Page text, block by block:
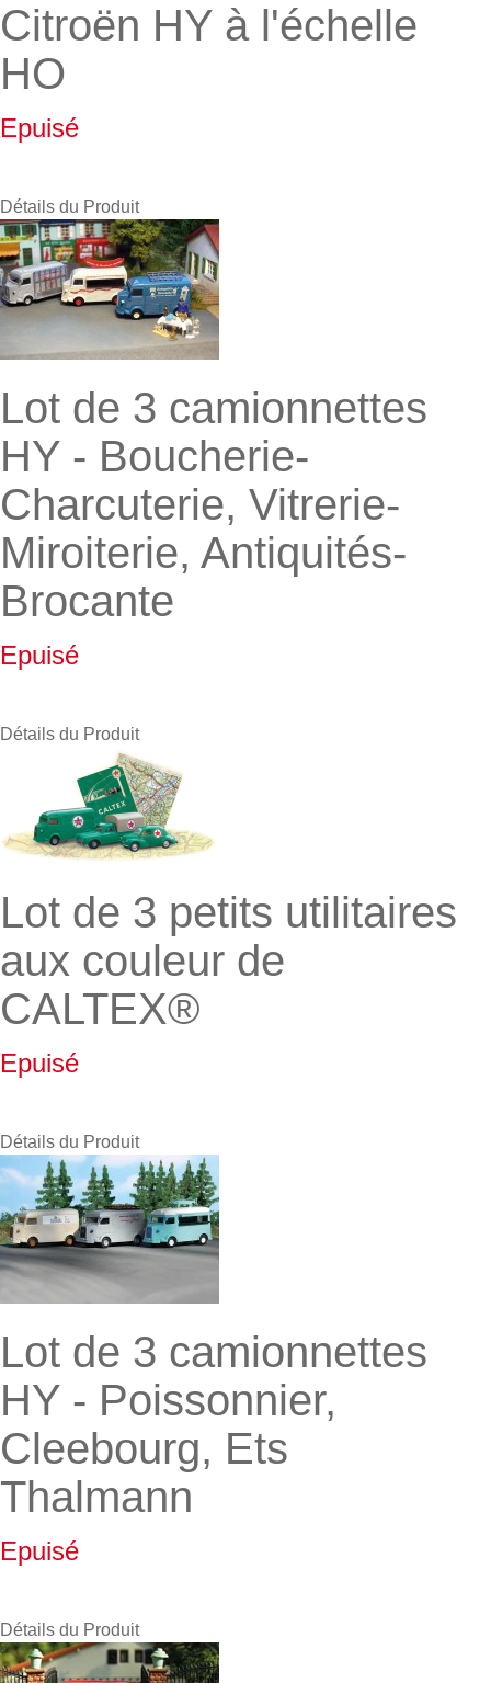
Citroën HY à l'échelle
HO
Epuisé
Détails du Produit
Lot de 3 camionnettes
HY - Boucherie-
Charcuterie, Vitrerie-
Miroiterie, Antiquités-
Brocante
Epuisé
Détails du Produit
Lot de 3 petits utilitaires
aux couleur de
CALTEX®
Epuisé
Détails du Produit
Lot de 3 camionnettes
HY - Poissonnier,
Cleebourg, Ets
Thalmann
Epuisé
Détails du Produit